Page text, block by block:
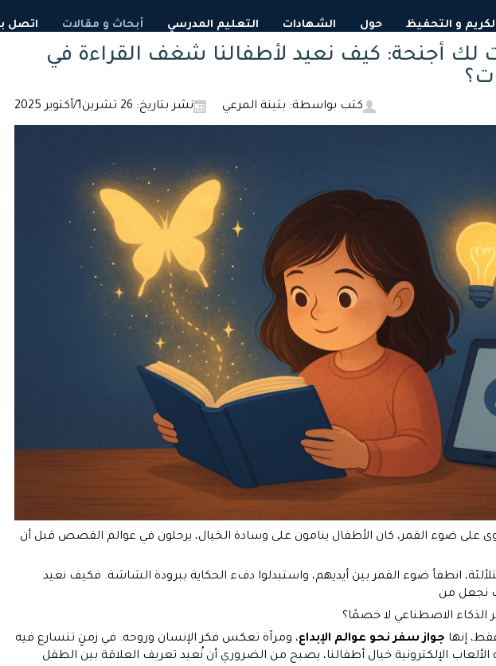
و التحفيظ حول الشهادات التعليم المدرسي أبحاث و مقالات اتصل
لك أجنحة: كيف نعيد لأطفالنا شغف القراءة في
نشر بتاريخ: 26 تشرين1/أكتوير 2025 كتب بواسطة: بثينة المرعي
على ضوء القمر، كان الأطفال ينامون على وسادة الخيال، يرحلون في عوالم القصص قبل أن
انطفأ ضوء القمر بين أيديهم، واستبدلوا دفء الحكاية ببرودة الشاشة. فكيف نعيد
نجعل من
الاصطناعي لا خصمًا؟
إنها جواز سفر نحو عوالم الإبداع، ومرآة تعكس فكر الإنسان وروحه. في زمنٍ تتسارع فيه
الألعاب الإلكترونية خيال أطفالنا، يصبح من الضروري أن نُعيد تعريف العلاقة بين الطفل